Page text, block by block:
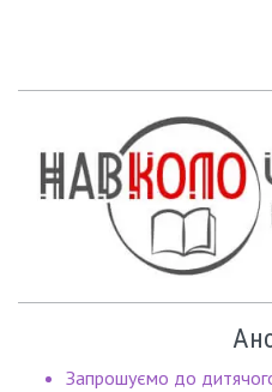
Запрошуємо до